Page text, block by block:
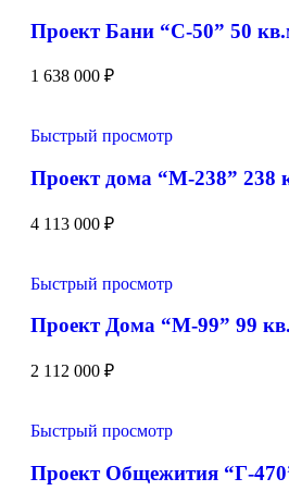
Проект Бани “С-50” 50
1 638 000 ₽
Быстрый просмотр
Проект дома “М-238” 238
4 113 000 ₽
Быстрый просмотр
Проект Дома “М-99” 99
2 112 000 ₽
Быстрый просмотр
Проект Общежития “Г-